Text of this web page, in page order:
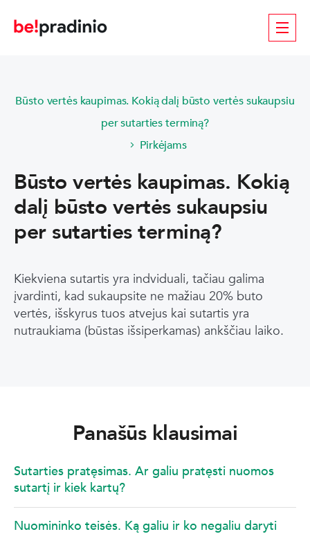
Būsto vertės kaupimas. Kokią dalį būsto vertės sukaupsiu
per sutarties terminą?
Pirkėjams
Būsto vertės kaupimas. Kokią
dalį būsto vertės sukaupsiu
per sutarties terminą?
Kiekviena sutartis yra indviduali, tačiau galima
įvardinti, kad sukaupsite ne mažiau 20% buto
vertės, išskyrus tuos atvejus kai sutartis yra
nutraukiama (būstas išsiperkamas) ankščiau laiko.
Panašūs klausimai
Sutarties pratęsimas. Ar galiu pratęsti nuomos
sutartį ir kiek kartų?
Nuomininko teisės. Ką galiu ir ko negaliu daryti